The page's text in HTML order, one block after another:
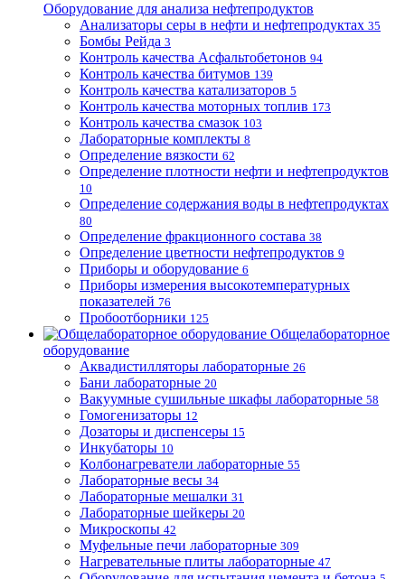
Оборудование для анализа нефтепродуктов
Анализаторы серы в нефти и нефтепродуктах 35
Бомбы Рейда 3
Контроль качества Асфальтобетонов 94
Контроль качества битумов 139
Контроль качества катализаторов 5
Контроль качества моторных топлив 173
Контроль качества смазок 103
Лабораторные комплекты 8
Определение вязкости 62
Определение плотности нефти и нефтепродуктов
10
Определение содержания воды в нефтепродуктах
80
Определение фракционного состава 38
Определение цветности нефтепродуктов 9
Приборы и оборудование 6
Приборы измерения высокотемпературных
показателей 76
Пробоотборники 125
Общелабораторное
оборудование
Аквадистилляторы лабораторные 26
Бани лабораторные 20
Вакуумные сушильные шкафы лабораторные 58
Гомогенизаторы 12
Дозаторы и диспенсеры 15
Инкубаторы 10
Колбонагреватели лабораторные 55
Лабораторные весы 34
Лабораторные мешалки 31
Лабораторные шейкеры 20
Микроскопы 42
Муфельные печи лабораторные 309
Нагревательные плиты лабораторные 47